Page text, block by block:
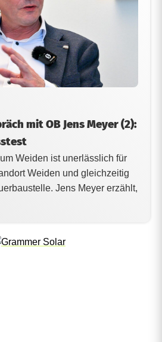
mit OB Jens Meyer (2):
Weiden ist unerlässlich für
Weiden und gleichzeitig
Jens Meyer erzählt,